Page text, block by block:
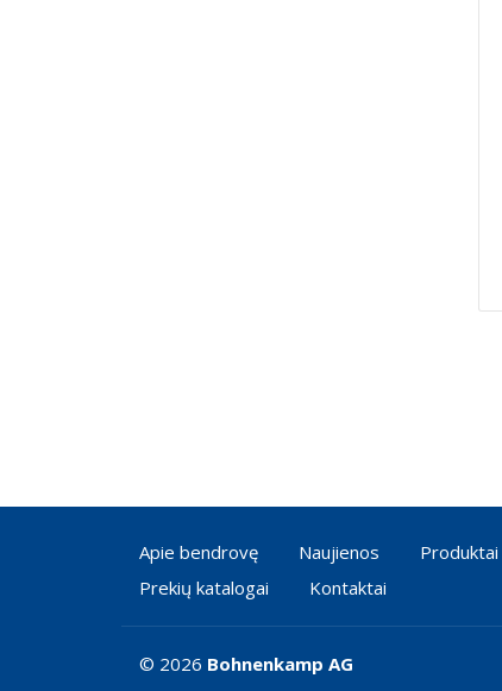
Apie bendrovę Naujienos Produktai
Prekių katalogai
Kontaktai
© 2026 Bohnenkamp AG